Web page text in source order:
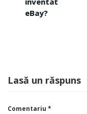
eBay?
Lasă un răspuns
Comentariu *